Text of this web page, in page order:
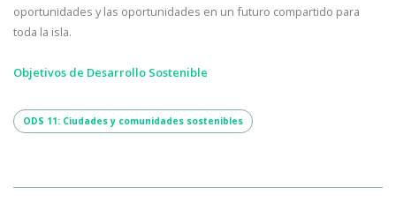
oportunidades y las oportunidades en un futuro compartido para
toda la isla.
Objetivos de Desarrollo Sostenible
ODS 11: Ciudades y comunidades sostenibles